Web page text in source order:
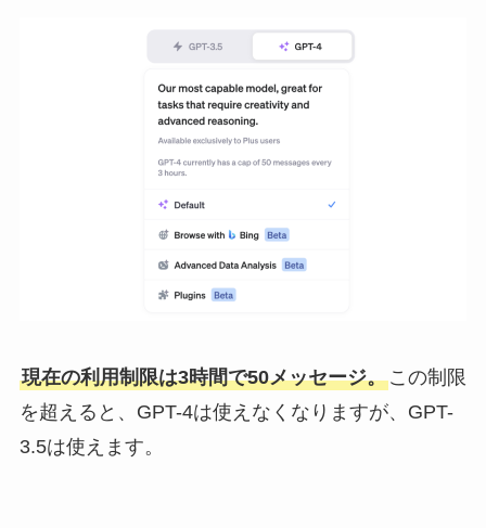
現在の利用制限は3時間で50メッセージ。この制限
を超えると、GPT-4は使えなくなりますが、GPT-
3.5は使えます。